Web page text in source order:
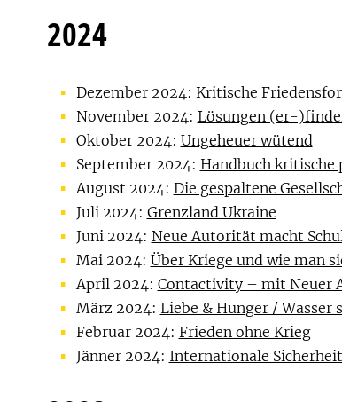
2024
Dezember 2024: Kritische
November 2024: Lösungen (er-
Oktober 2024: Ungeheuer wütend
September 2024: Handbuch kritische
August 2024: Die gespaltene
Juli 2024: Grenzland Ukraine
Juni 2024: Neue Autorität macht
Mai 2024: Über Kriege und wie man
April 2024: Contactivity – mit Neuer
März 2024: Liebe & Hunger / Wasser
Februar 2024: Frieden ohne Krieg
Jänner 2024: Internationale